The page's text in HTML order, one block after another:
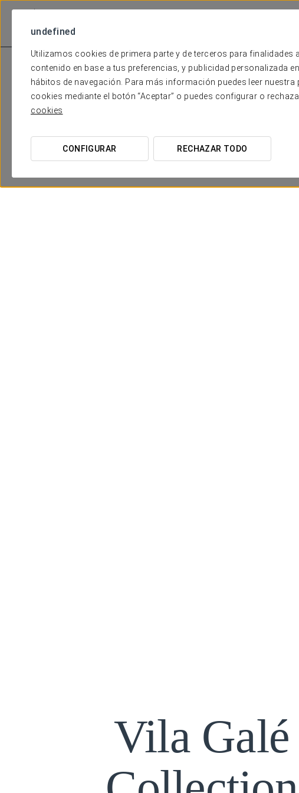
undefined
Utilizamos cookies de primera parte y de terceros para finalidades
contenido en base a tus preferencias, y publicidad personalizada
hábitos de navegación. Para más información puedes leer
cookies mediante el botón “Aceptar” o puedes configurar o
cookies
CONFIGURAR RECHAZAR TODO
Vila Galé